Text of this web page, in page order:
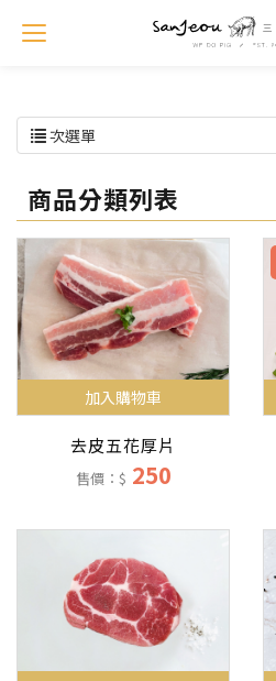
次選單
商品分類列表
加入購物車
去皮五花厚片
售價：$ 250